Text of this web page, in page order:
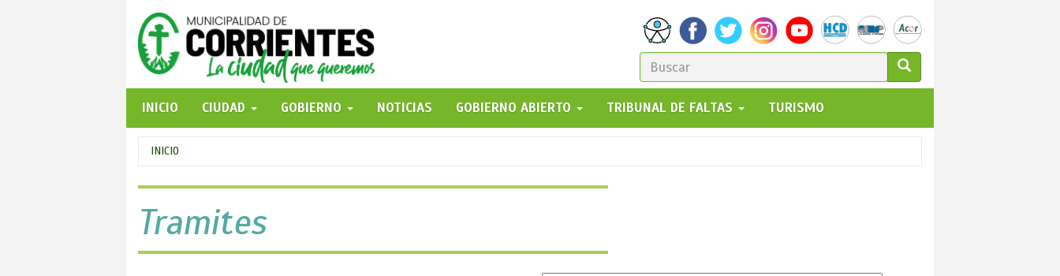
FORMULARIO
DE
BÚSQUEDA
GO!
INICIO
CIUDAD GOBIERNO NOTICIAS GOBIERNO ABIERTO TRIBUNAL DE FALTAS TURISMO
Se
encuentra
usted
aquí
INICIO
Tramites